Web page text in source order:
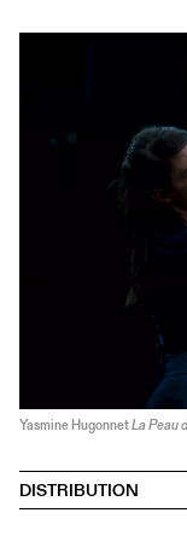
Yasmine HugonnetLa Peau
DISTRIBUTION